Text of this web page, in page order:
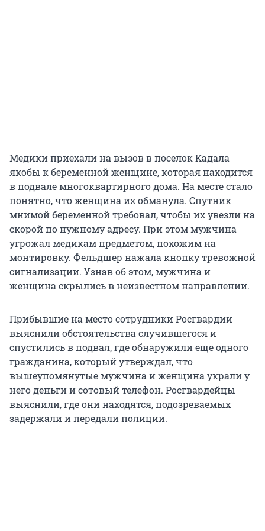
Медики приехали на вызов в поселок Кадала
якобы к беременной женщине, которая находится
в подвале многоквартирного дома. На месте стало
понятно, что женщина их обманула. Спутник
мнимой беременной требовал, чтобы их увезли на
скорой по нужному адресу. При этом мужчина
угрожал медикам предметом, похожим на
монтировку. Фельдшер нажала кнопку тревожной
сигнализации. Узнав об этом, мужчина и
женщина скрылись в неизвестном направлении.
Прибывшие на место сотрудники Росгвардии
выяснили обстоятельства случившегося и
спустились в подвал, где обнаружили еще одного
гражданина, который утверждал, что
вышеупомянутые мужчина и женщина украли у
него деньги и сотовый телефон. Росгвардейцы
выяснили, где они находятся, подозреваемых
задержали и передали полиции.